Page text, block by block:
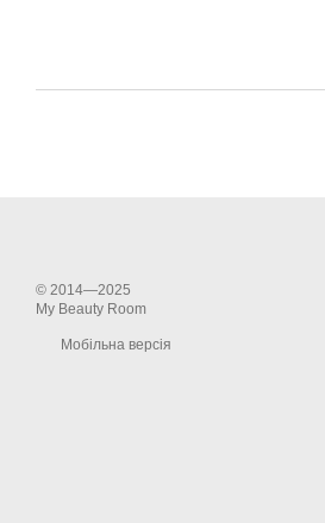
© 2014—2025
My Beauty Room
Мобільна версія